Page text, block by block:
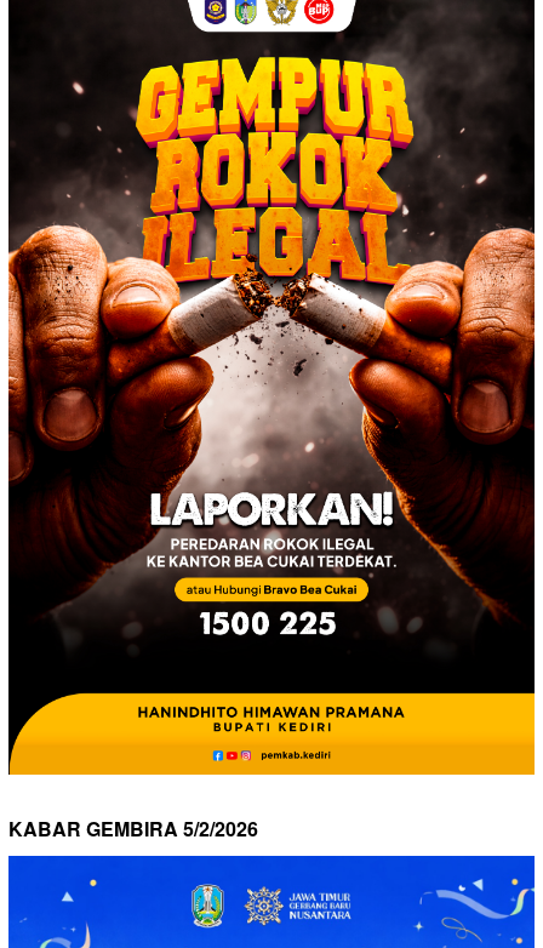
KABAR GEMBIRA 5/2/2026